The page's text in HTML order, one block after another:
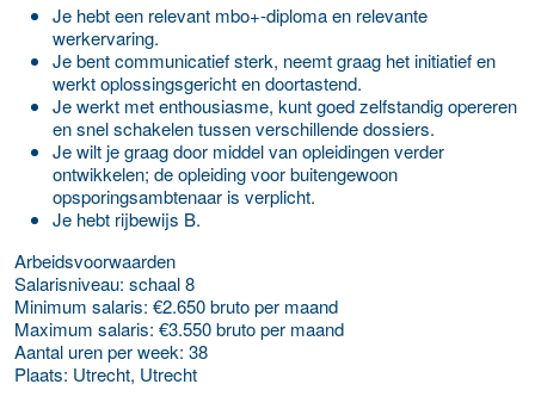
Je hebt een relevant mbo+-diploma en relevante
werkervaring.
Je bent communicatief sterk, neemt graag het initiatief en
werkt oplossingsgericht en doortastend.
Je werkt met enthousiasme, kunt goed zelfstandig opereren
en snel schakelen tussen verschillende dossiers.
Je wilt je graag door middel van opleidingen verder
ontwikkelen; de opleiding voor buitengewoon
opsporingsambtenaar is verplicht.
Je hebt rijbewijs B.
Arbeidsvoorwaarden
Salarisniveau: schaal 8
Minimum salaris: €2.650 bruto per maand
Maximum salaris: €3.550 bruto per maand
Aantal uren per week: 38
Plaats: Utrecht, Utrecht